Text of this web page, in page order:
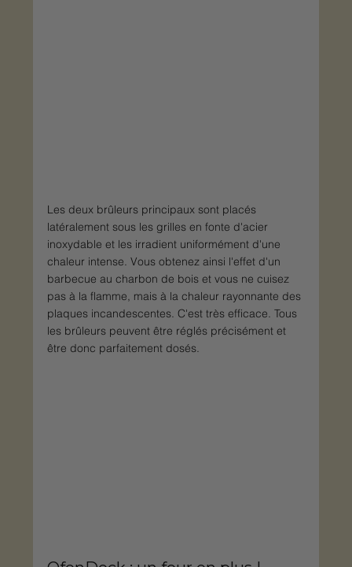
Les deux brûleurs principaux sont placés
latéralement sous les grilles en fonte d'acier
inoxydable et les irradient uniformément d'une
chaleur intense. Vous obtenez ainsi l'effet d'un
barbecue au charbon de bois et vous ne cuisez
pas à la flamme, mais à la chaleur rayonnante des
plaques incandescentes. C'est très efficace. Tous
les brûleurs peuvent être réglés précisément et
être donc parfaitement dosés.